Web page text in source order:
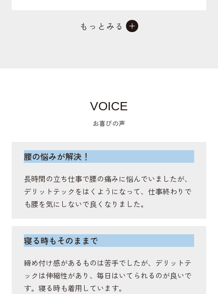
僧帽筋
棘突起
体幹や背骨の運動軸をサポートする骨。
広背筋
脊柱を伸展・側屈し、体幹の安定をさせ、回旋を補
助する筋肉。
もっとみる
VOICE
お喜びの声
腰の悩みが解決！
長時間の立ち仕事で腰の痛みに悩んでいましたが、
デリットテックをはくようになって、仕事終わりで
も腰を気にしないで良くなりました。
寝る時もそのままで
締め付け感があるものは苦手でしたが、デリットテ
ックは伸縮性があり、毎日はいてられるのが良いで
す。寝る時も着用しています。